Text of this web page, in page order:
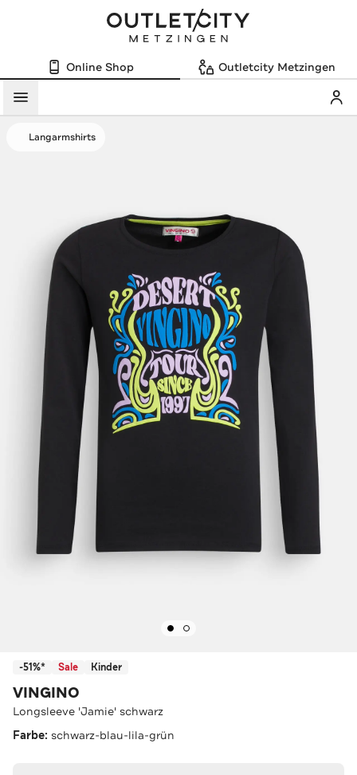
Online Shop Outletcity Metzingen
Menü
Langarmshirts
-51%* Sale Kinder
VINGINO
Longsleeve 'Jamie' schwarz
Farbe: schwarz-blau-lila-grün